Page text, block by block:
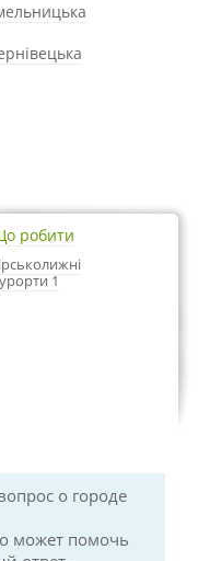
робити
1
о городе
может помочь